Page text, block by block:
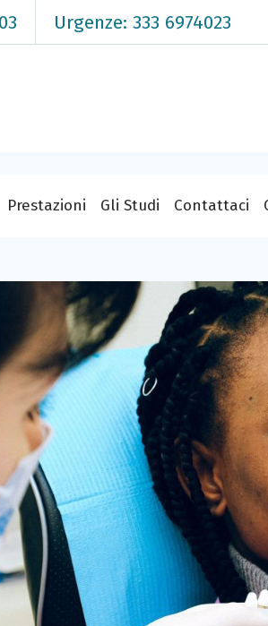
Urgenze: 333 6974023
Prestazioni Gli Studi Contattaci